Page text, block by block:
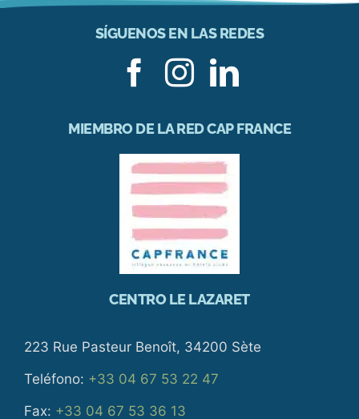
SÍGUENOS EN LAS REDES
MIEMBRO DE LA RED CAP FRANCE
CENTRO LE LAZARET
223 Rue Pasteur Benoît, 34200 Sète
Teléfono: +33 04 67 53 22 47
Fax: +33 04 67 53 36 13